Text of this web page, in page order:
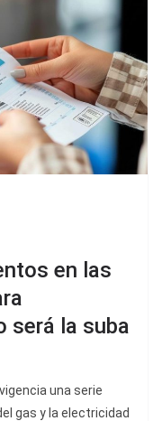
en las
será la suba
una serie
gas y la electricidad